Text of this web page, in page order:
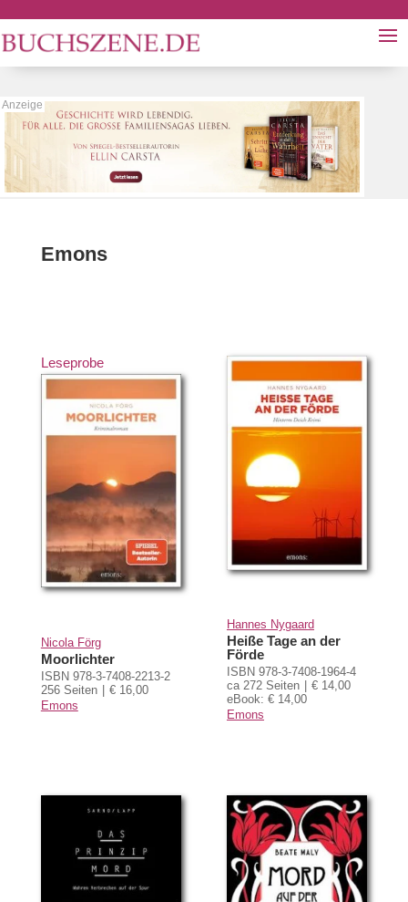
Emons
Leseprobe
Nicola Förg
Moorlichter
ISBN 978-3-7408-2213-2
256 Seiten
€ 16,00
Emons
Hannes Nygaard
Heiße Tage an der
Förde
ISBN 978-3-7408-1964-4
ca 272 Seiten
€ 14,00
eBook: € 14,00
Emons